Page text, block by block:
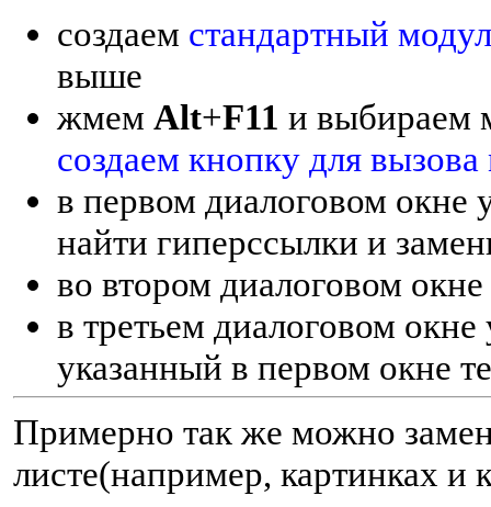
создаем стандартный
выше
жмем Alt+F11 и выбираем
создаем кнопку для
в первом диалоговом окне
найти гиперссылки и
во втором диалоговом
в третьем диалоговом
указанный в первом окне
Примерно так же можно
листе(например, картинках и